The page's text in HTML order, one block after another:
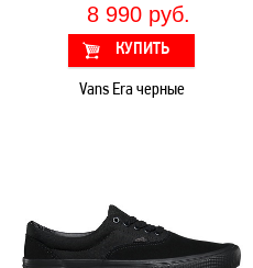
8 990 руб.
Vans Era черные